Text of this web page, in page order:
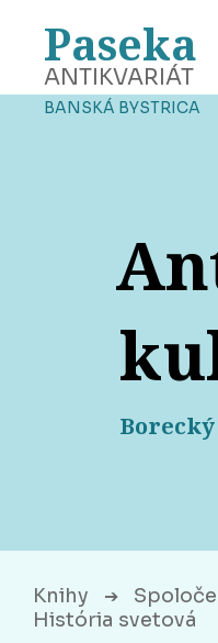
Paseka
ANTIKVARIÁT
BANSKÁ BYSTRICA
Knihy ➔
História svetová